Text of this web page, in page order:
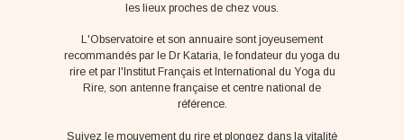
les lieux proches de chez vous.
L'Observatoire et son annuaire sont joyeusement
recommandés par le Dr Kataria, le fondateur du yoga du
rire et par l'Institut Français et International du Yoga du
Rire, son antenne française et centre national de
référence.
Suivez le mouvement du rire et plongez dans la vitalité